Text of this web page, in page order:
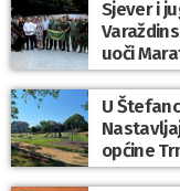
Sjever i
uoči
U
općine